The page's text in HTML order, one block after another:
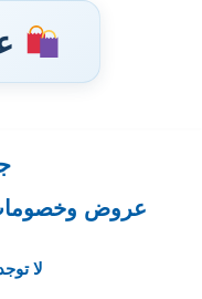
عروض
لا